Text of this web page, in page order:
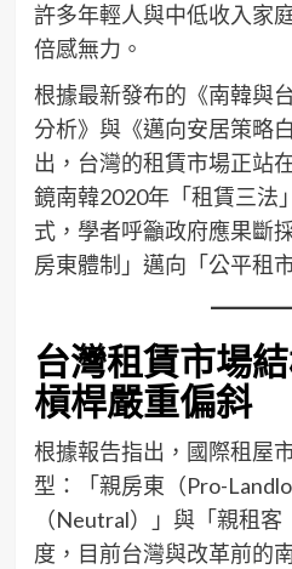
許多年輕人與中低收入家
倍感無力。
根據最新發布的《南韓與
分析》與《邁向安居策略
出，台灣的租賃市場正站
鏡南韓2020年「租賃三法
式，學者呼籲政府應果斷
房東體制」邁向「公平租
台灣租賃市場
槓桿嚴重偏斜
根據報告指出，國際租屋
型：「親房東（Pro-
（Neutral）」與「親租客
度，目前台灣與改革前的